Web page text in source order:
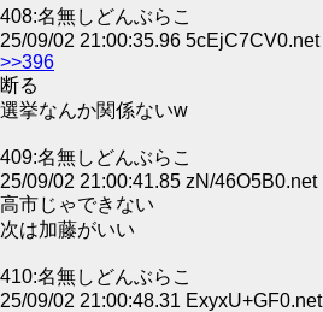
408:名無しどんぶらこ
25/09/02 21:00:35.96 5cEjC7CV0.net
>>396
断る
選挙なんか関係ないw
409:名無しどんぶらこ
25/09/02 21:00:41.85 zN/46O5B0.net
高市じゃできない
次は加藤がいい
410:名無しどんぶらこ
25/09/02 21:00:48.31 ExyxU+GF0.net